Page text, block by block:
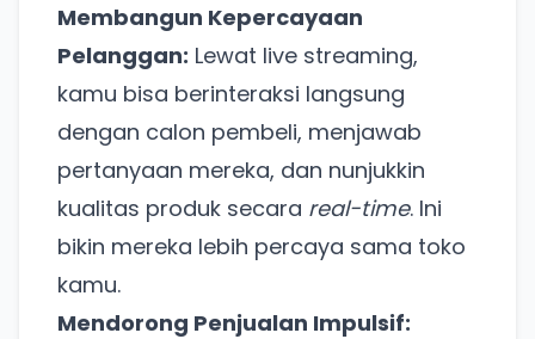
Membangun Kepercayaan
Pelanggan: Lewat live streaming,
kamu bisa berinteraksi langsung
dengan calon pembeli, menjawab
pertanyaan mereka, dan nunjukkin
kualitas produk secara real-time. Ini
bikin mereka lebih percaya sama toko
kamu.
Mendorong Penjualan Impulsif: